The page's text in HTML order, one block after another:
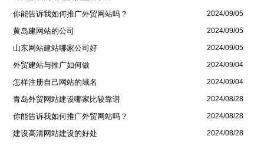
你能告诉我如何推广外贸网站吗？ 2024/09/05
黄岛建网站的公司 2024/09/05
山东网站建站哪家公司好 2024/09/05
外贸建站与推广如何做 2024/09/04
怎样注册自己网站的域名 2024/09/04
青岛外贸网站建设哪家比较靠谱 2024/08/28
你能告诉我如何推广外贸网站吗？ 2024/08/28
建设高清网站建设的好处 2024/08/28